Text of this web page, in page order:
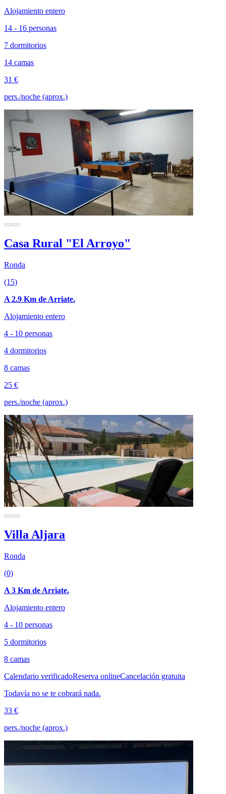
Alojamiento entero
14 - 16 personas
7 dormitorios
14 camas
31 €
pers./noche (aprox.)
Casa Rural "El Arroyo"
Ronda
(15)
A 2.9 Km de Arriate.
Alojamiento entero
4 - 10 personas
4 dormitorios
8 camas
25 €
pers./noche (aprox.)
Villa Aljara
Ronda
(0)
A 3 Km de Arriate.
Alojamiento entero
4 - 10 personas
5 dormitorios
8 camas
Calendario verificadoReserva onlineCancelación gratuita
Todavía no se te cobrará nada.
33 €
pers./noche (aprox.)